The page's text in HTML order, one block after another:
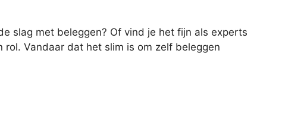
slag met beleggen? Of vind je het fijn als experts
Vandaar dat het slim is om zelf beleggen